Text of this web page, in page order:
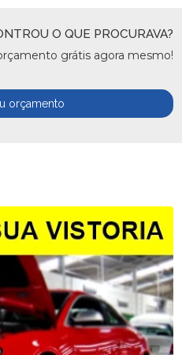
O QUE PROCURAVA?
grátis agora mesmo!
orçamento